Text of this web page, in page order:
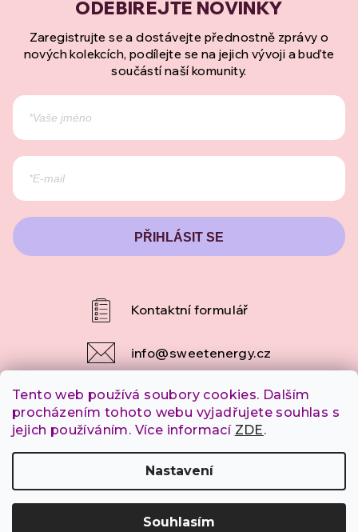
Tento web používá soubory cookies. Dalším
procházením tohoto webu vyjadřujete souhlas s
jejich používáním. Více informací ZDE.
Nastavení
Souhlasím
Zaregistrujte se a dostávejte přednostně zprávy o
nových kolekcích, podílejte se na jejich vývoji a buďte
součástí naší komunity.
PŘIHLÁSIT SE
info@sweetenergy.cz
+420 607 253 790
SweetEnergy.cz
vyhrazena.
Vytvořil Shoptet